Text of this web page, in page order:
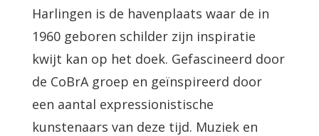
Harlingen is de havenplaats waar de in
1960 geboren schilder zijn inspiratie
kwijt kan op het doek. Gefascineerd door
de CoBrA groep en geïnspireerd door
een aantal expressionistische
kunstenaars van deze tijd. Muziek en